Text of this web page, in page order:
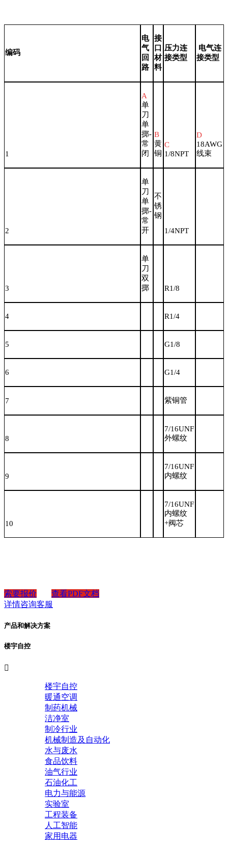
编码
电
气
回
路
接
口
材
料
压力连
接类型
电气连
接类型
1
A
单
刀
单
掷-
常
闭
B
黄
铜
C
1/8NPT
D
18AWG
线束
2
单
刀
单
掷-
常
开
不
锈
钢
1/4NPT
3
单
刀
双
掷
R1/8
4 R1/4
5 G1/8
6 G1/4
7 紫铜管
8
7/16UNF
外螺纹
9
7/16UNF
内螺纹
10
7/16UNF
内螺纹
+阀芯
索要报价
查看PDF文档
详情咨询客服
产品和解决方案
楼宇自控

楼宇自控
暖通空调
制药机械
洁净室
制冷行业
机械制造及自动化
水与废水
食品饮料
油气行业
石油化工
电力与能源
实验室
工程装备
人工智能
家用电器